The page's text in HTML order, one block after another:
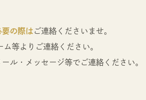
の際はご連絡くださいませ。
等よりご連絡ください。
ル・メッセージ等でご連絡ください。